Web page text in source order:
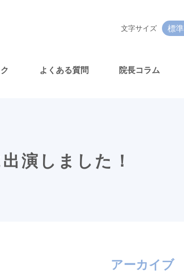
よくある質問 院長コラム
文字サイズ 標準
演しました！
アーカイブ